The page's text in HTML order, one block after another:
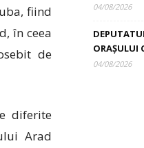
fiind
în ceea
de
diferite
Arad
04/08/2026
ORAȘULUI
04/08/2026